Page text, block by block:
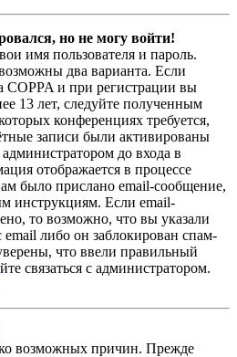
но не могу войти!
имя пользователя и пароль.
два варианта. Если
COPPA и при регистрации вы
13 лет, следуйте полученным
конференциях требуется,
записи были активированы
до входа в
отображается в процессе
было прислано email-сообщение,
инструкциям. Если email-
то возможно, что вы указали
либо он заблокирован спам-
что ввели правильный
связаться с администратором.
возможных причин. Прежде